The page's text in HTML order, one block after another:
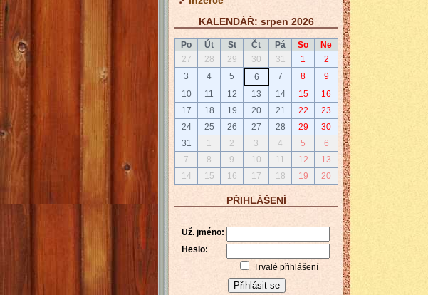
KALENDÁŘ: srpen 2026
Po Út St Čt Pá So
Ne
27
28 29 30 31 1
2
3
4 5 6 7 8
9
10
11 12 13 14 15
16
17
18 19 20 21 22
23
24
25 26 27 28 29
30
31
1 2 3 4 5
6
7
8 9 10 11 12
13
14
15 16 17 18 19 20
PŘIHLÁŠENÍ
Už. jméno:
Heslo:
Trvalé přihlášení